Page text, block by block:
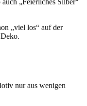
„Feierliches Silber“
„viel los“ auf der
nur aus wenigen